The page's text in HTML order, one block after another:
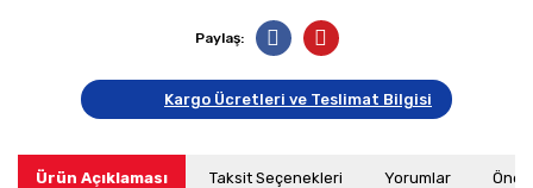
Paylaş:
Kargo Ücretleri ve Teslimat Bilgisi
Ürün Açıklaması Taksit Seçenekleri Yorumlar